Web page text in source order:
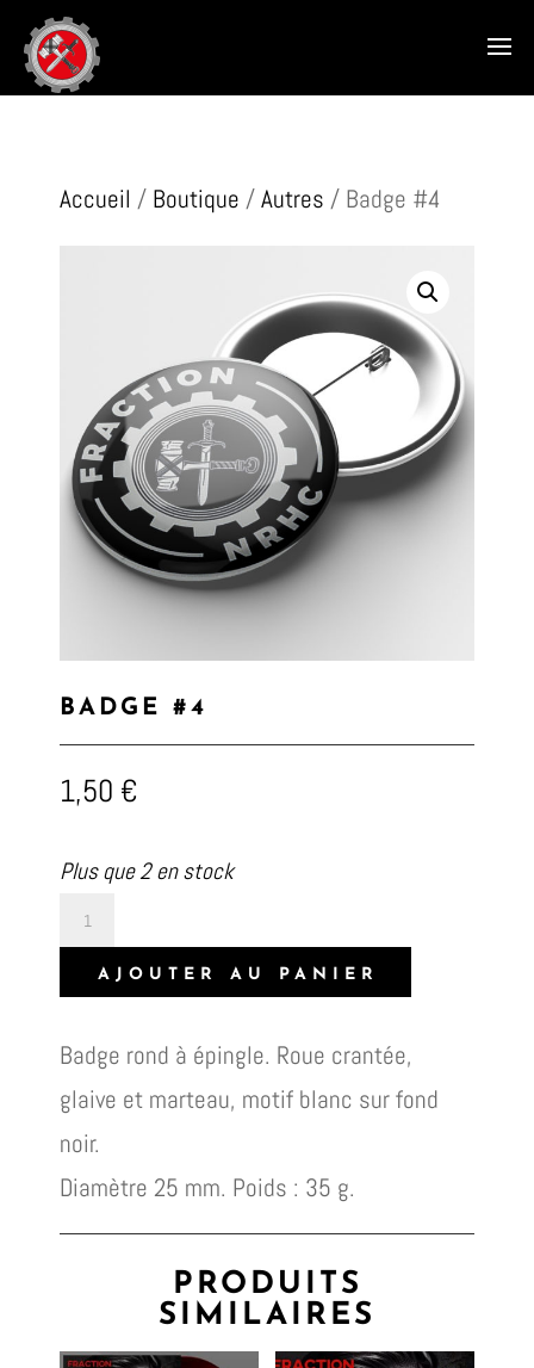
Accueil / Boutique /Autres / Badge #4
BADGE #4
1,50 €
Plus que 2 en stock
quantité
Badge
#4
AJOUTER AU PANIER
Badge rond à épingle. Roue crantée,
glaive et marteau, motif blanc sur fond
noir.
Diamètre 25 mm. Poids : 35 g.
PRODUITS
SIMILAIRES